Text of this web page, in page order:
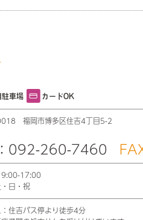
駐車場 カードOK
福岡市博多区住吉4丁目5-2
：092-260-7460
9:00-17:00
日・祝
住吉バス停より徒歩4分